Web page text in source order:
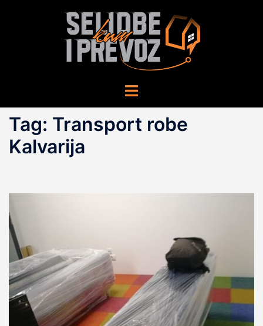
Toggle
Tag: Transport robe
Kalvarija